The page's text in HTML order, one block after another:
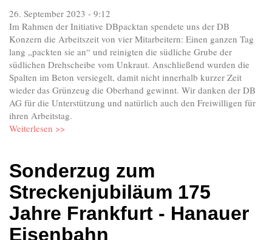
26. September 2023 - 9:12
Im Rahmen der Initiative DBpacktan spendete uns der DB
Konzern die Arbeitszeit von vier Mitarbeitern: Einen ganzen Tag
lang „packten sie an“ und reinigten die südliche Grube der
südlichen Drehscheibe vom Unkraut. Anschließend wurden die
Spalten im Beton versiegelt, damit nicht innerhalb kurzer Zeit
wieder das Grünzeug die Oberhand gewinnt. Wir danken der DB
AG für die Unterstützung und natürlich auch den Freiwilligen für
ihren Arbeitstag.
Weiterlesen >>
Sonderzug zum
Streckenjubiläum 175
Jahre Frankfurt - Hanauer
Eisenbahn